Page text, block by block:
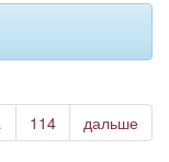
114 дальше